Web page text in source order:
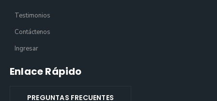
Testimonios
Contáctenos
Ingresar
Enlace Rápido
PREGUNTAS FRECUENTES